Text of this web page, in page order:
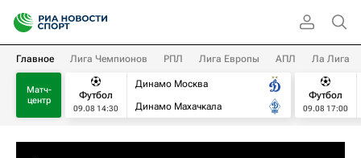
Главное Лига Чемпионов РПЛ Лига Европы АПЛ Ла Лига
Матч-
центр
Футбол
09.08 14:30
Динамо Москва
Динамо Махачкала
Футбол
09.08 17:00